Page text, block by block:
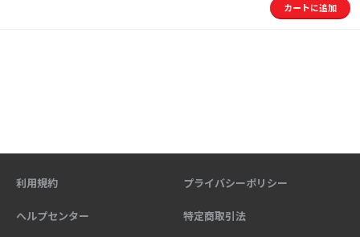
カートに追加
利用規約 プライバシーポリシー
ヘルプセンター 特定商取引法